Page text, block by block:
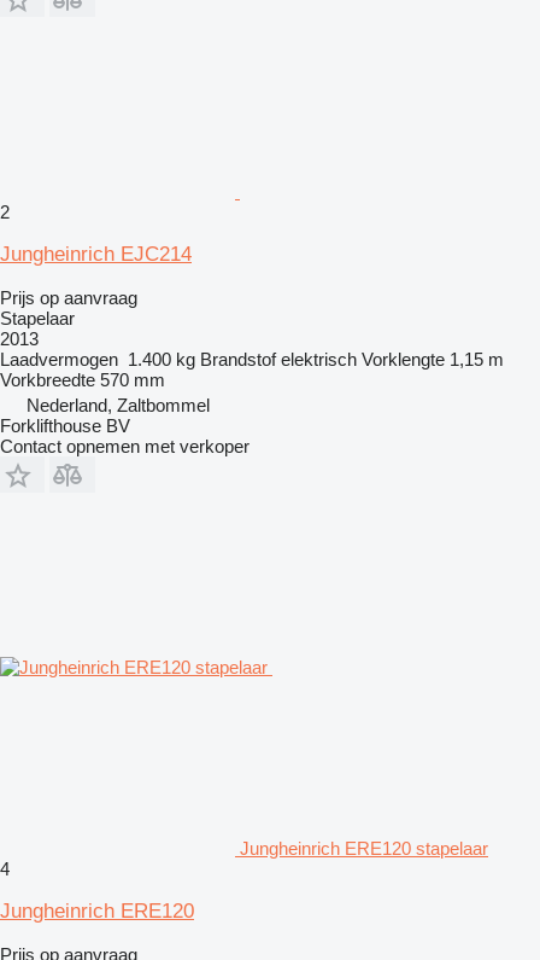
2
Jungheinrich EJC214
Prijs op aanvraag
Stapelaar
2013
Laadvermogen 1.400 kg Brandstof elektrisch Vorklengte 1,15 m
Vorkbreedte 570 mm
Nederland, Zaltbommel
Forklifthouse BV
Contact opnemen met verkoper
Jungheinrich ERE120 stapelaar
4
Jungheinrich ERE120
Prijs op aanvraag